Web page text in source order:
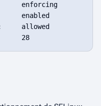
enforcing
enabled
allowed